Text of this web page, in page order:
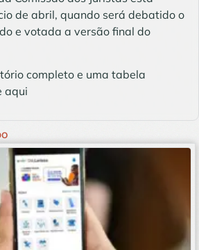
de abril, quando será debatido o
e votada a versão final do
completo e uma tabela
aqui